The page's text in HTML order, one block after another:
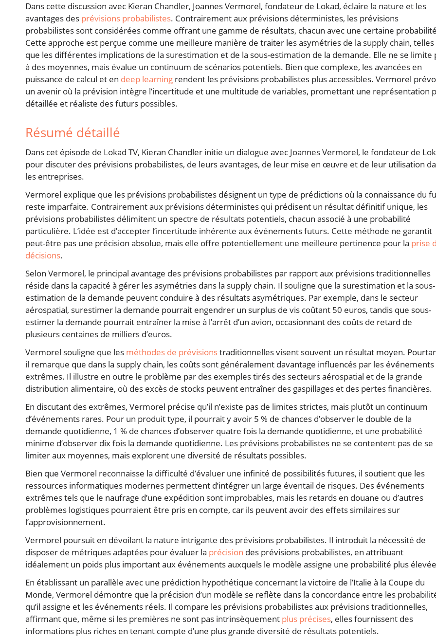
Dans cette discussion avec Kieran Chandler, Joannes Vermorel, fondateur de Lokad, éclaire la nature et les
avantages des prévisions probabilistes. Contrairement aux prévisions déterministes, les prévisions
probabilistes sont considérées comme offrant une gamme de résultats, chacun avec une certaine
Cette approche est perçue comme une meilleure manière de traiter les asymétries de la supply chain, telles
que les différentes implications de la surestimation et de la sous-estimation de la demande. Elle ne se limite
à des moyennes, mais évalue un continuum de scénarios potentiels. Bien que complexe, les avancées en
puissance de calcul et en deep learning rendent les prévisions probabilistes plus accessibles. Vermorel
un avenir où la prévision intègre l’incertitude et une multitude de variables, promettant une représentation
détaillée et réaliste des futurs possibles.
Résumé détaillé
Dans cet épisode de Lokad TV, Kieran Chandler initie un dialogue avec Joannes Vermorel, le fondateur de
pour discuter des prévisions probabilistes, de leurs avantages, de leur mise en œuvre et de leur utilisation
les entreprises.
Vermorel explique que les prévisions probabilistes désignent un type de prédictions où la connaissance du
reste imparfaite. Contrairement aux prévisions déterministes qui prédisent un résultat définitif unique, les
prévisions probabilistes délimitent un spectre de résultats potentiels, chacun associé à une probabilité
particulière. L’idée est d’accepter l’incertitude inhérente aux événements futurs. Cette méthode ne garantit
peut-être pas une précision absolue, mais elle offre potentiellement une meilleure pertinence pour la prise
décisions.
Selon Vermorel, le principal avantage des prévisions probabilistes par rapport aux prévisions traditionnelles
réside dans la capacité à gérer les asymétries dans la supply chain. Il souligne que la surestimation et la sous-
estimation de la demande peuvent conduire à des résultats asymétriques. Par exemple, dans le secteur
aérospatial, surestimer la demande pourrait engendrer un surplus de vis coûtant 50 euros, tandis que sous-
estimer la demande pourrait entraîner la mise à l’arrêt d’un avion, occasionnant des coûts de retard de
plusieurs centaines de milliers d’euros.
Vermorel souligne que les méthodes de prévisionstraditionnelles visent souvent un résultat moyen.
il remarque que dans la supply chain, les coûts sont généralement davantage influencés par les événements
extrêmes. Il illustre en outre le problème par des exemples tirés des secteurs aérospatial et de la grande
distribution alimentaire, où des excès de stocks peuvent entraîner des gaspillages et des pertes financières.
En discutant des extrêmes, Vermorel précise qu’il n’existe pas de limites strictes, mais plutôt un continuum
d’événements rares. Pour un produit type, il pourrait y avoir 5 % de chances d’observer le double de la
demande quotidienne, 1 % de chances d’observer quatre fois la demande quotidienne, et une probabilité
minime d’observer dix fois la demande quotidienne. Les prévisions probabilistes ne se contentent pas de se
limiter aux moyennes, mais explorent une diversité de résultats possibles.
Bien que Vermorel reconnaisse la difficulté d’évaluer une infinité de possibilités futures, il soutient que les
ressources informatiques modernes permettent d’intégrer un large éventail de risques. Des événements
extrêmes tels que le naufrage d’une expédition sont improbables, mais les retards en douane ou d’autres
problèmes logistiques pourraient être pris en compte, car ils peuvent avoir des effets similaires sur
l’approvisionnement.
Vermorel poursuit en dévoilant la nature intrigante des prévisions probabilistes. Il introduit la nécessité de
disposer de métriques adaptées pour évaluer la précision des prévisions probabilistes, en attribuant
idéalement un poids plus important aux événements auxquels le modèle assigne une probabilité plus
En établissant un parallèle avec une prédiction hypothétique concernant la victoire de l’Italie à la Coupe du
Monde, Vermorel démontre que la précision d’un modèle se reflète dans la concordance entre les
qu’il assigne et les événements réels. Il compare les prévisions probabilistes aux prévisions traditionnelles,
affirmant que, même si les premières ne sont pas intrinsèquement plus précises, elles fournissent des
informations plus riches en tenant compte d’une plus grande diversité de résultats potentiels.